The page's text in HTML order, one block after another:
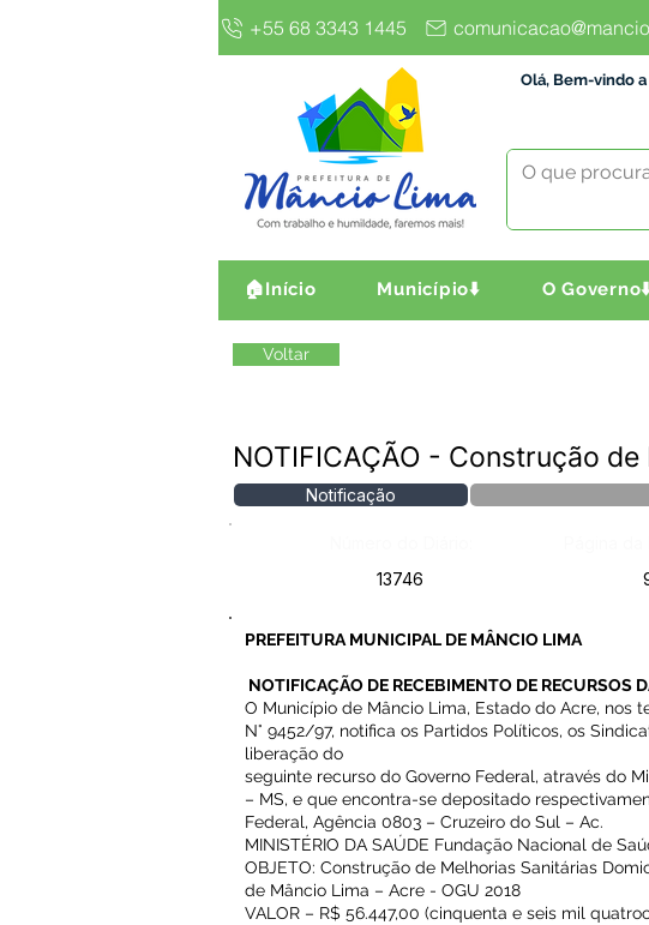
+55 68 3343 1445
Olá, Bem-vindo
🏠Início Município⬇️ O
Voltar
NOTIFICAÇÃO - Construção
Notificação
13746
PREFEITURA MUNICIPAL DE MÂNCIO LIMA
NOTIFICAÇÃO DE RECEBIMENTO DE RECURSOS
O Município de Mâncio Lima, Estado do Acre, nos
N° 9452/97, notifica os Partidos Políticos, os
liberação do
seguinte recurso do Governo Federal, através do
– MS, e que encontra-se depositado
Federal, Agência 0803 – Cruzeiro do Sul – Ac.
MINISTÉRIO DA SAÚDE Fundação Nacional de
OBJETO: Construção de Melhorias Sanitárias
de Mâncio Lima – Acre - OGU 2018
VALOR – R$ 56.447,00 (cinquenta e seis mil